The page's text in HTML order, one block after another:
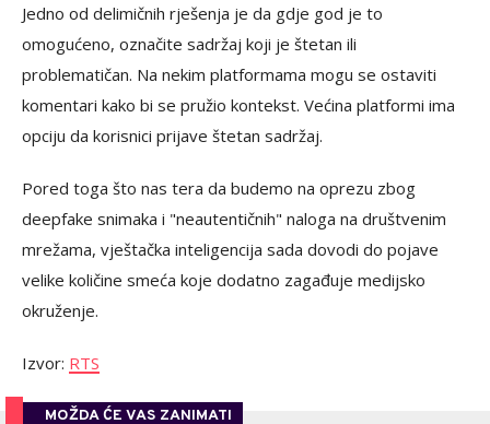
Jedno od delimičnih rješenja je da gdje god je to
omogućeno, označite sadržaj koji je štetan ili
problematičan. Na nekim platformama mogu se ostaviti
komentari kako bi se pružio kontekst. Većina platformi ima
opciju da korisnici prijave štetan sadržaj.
Pored toga što nas tera da budemo na oprezu zbog
deepfake snimaka i "neautentičnih" naloga na društvenim
mrežama, vještačka inteligencija sada dovodi do pojave
velike količine smeća koje dodatno zagađuje medijsko
okruženje.
Izvor: RTS
MOŽDA ĆE VAS ZANIMATI